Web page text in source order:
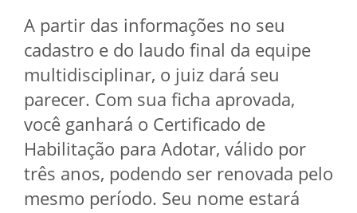
A partir das informações no seu
cadastro e do laudo final da equipe
multidisciplinar, o juiz dará seu
parecer. Com sua ficha aprovada,
você ganhará o Certificado de
Habilitação para Adotar, válido por
três anos, podendo ser renovada pelo
mesmo período. Seu nome estará